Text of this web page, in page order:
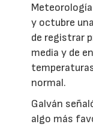
y octubre
de registrar
media y de
normal.
Galván
algo más